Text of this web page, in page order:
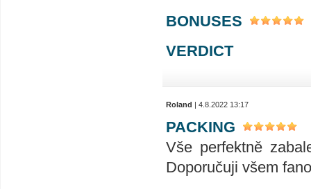
BONUSES
VERDICT
Roland | 4.8.2022 13:17
PACKING
Vše perfektně
Doporučuji všem